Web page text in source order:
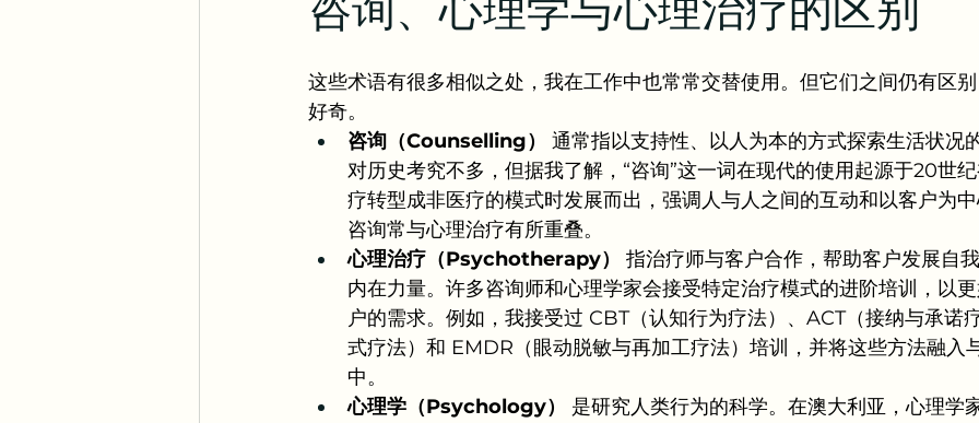
这些术语有很多相似之处，我在工作中也常常交替使用。但它们之间仍有区
好奇。
咨询（Counselling）
通常指以支持性、以人为本的方式探索生活状况
对历史考究不多，但据我了解，“咨询”这一词在现代的使用起源于20世
疗转型成非医疗的模式时发展而出，强调人与人之间的互动和以客户为
咨询常与心理治疗有所重叠。
心理治疗（Psychotherapy）
指治疗师与客户合作，帮助客户发展自
内在力量。许多咨询师和心理学家会接受特定治疗模式的进阶培训，以
户的需求。例如，我接受过 CBT（认知行为疗法）、ACT（接纳与承诺
式疗法）和 EMDR（眼动脱敏与再加工疗法）培训，并将这些方法融入
中。
心理学（Psychology）
是研究人类行为的科学。在澳大利亚，心理学